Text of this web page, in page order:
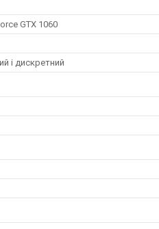
GTX 1060
і дискретний